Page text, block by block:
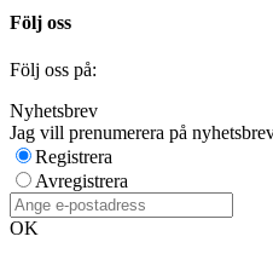
Följ oss
Följ oss på:
Nyhetsbrev
Jag vill prenumerera på
Registrera
Avregistrera
OK